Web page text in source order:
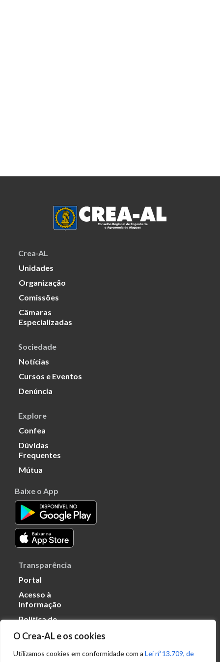
O Crea-AL e os cookies
Utilizamos cookies em conformidade com a Lei nº 13.709, de
Crea-AL
Unidades
Organização
Comissões
Câmaras
Especializadas
Sociedade
Notícias
Cursos e Eventos
Denúncia
Explore
Confea
Dúvidas
Frequentes
Mútua
Baixe o App
Transparência
Portal
Acesso à
Informação
Política de
Dados